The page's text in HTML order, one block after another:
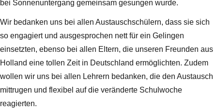
bei Sonnenuntergang gemeinsam gesungen wurde.
Wir bedanken uns bei allen Austauschschülern, dass sie sich
so engagiert und ausgesprochen nett für ein Gelingen
einsetzten, ebenso bei allen Eltern, die unseren Freunden aus
Holland eine tollen Zeit in Deutschland ermöglichten. Zudem
wollen wir uns bei allen Lehrern bedanken, die den Austausch
mittrugen und flexibel auf die veränderte Schulwoche
reagierten.